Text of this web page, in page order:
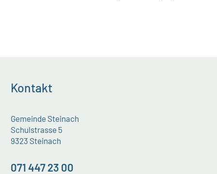
Kontakt
Gemeinde Steinach
Schulstrasse 5
9323 Steinach
071 447 23 00